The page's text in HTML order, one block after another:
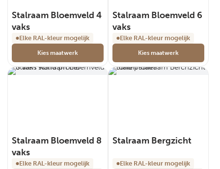
Stalraam Bloemveld 4
vaks
Elke RAL-kleur mogelijk
Kies maatwerk
Stalraam Bloemveld 6
vaks
Elke RAL-kleur mogelijk
Kies maatwerk
Stalraam Bloemveld 8
vaks
Elke RAL-kleur mogelijk
Stalraam Bergzicht
Elke RAL-kleur mogelijk